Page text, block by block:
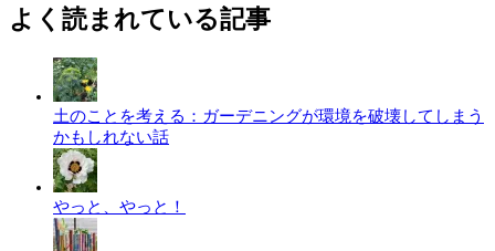
よく読まれている記事
土のことを考える：ガーデニングが環境を破壊してしまう
かもしれない話
やっと、やっと！